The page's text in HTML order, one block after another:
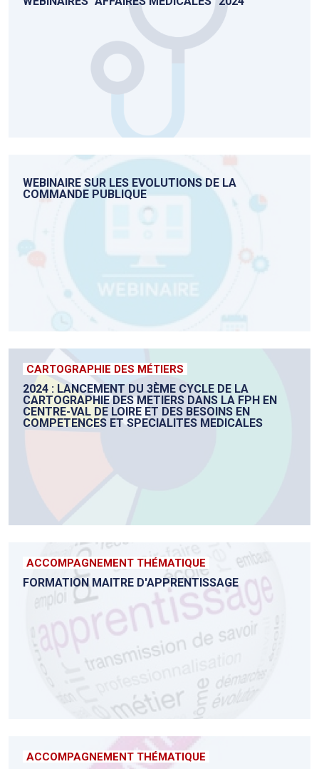
WEBINAIRE SUR LES EVOLUTIONS DE LA
COMMANDE PUBLIQUE
CARTOGRAPHIE DES MÉTIERS
2024 : LANCEMENT DU 3ÈME CYCLE DE LA
CARTOGRAPHIE DES METIERS DANS LA FPH EN
CENTRE-VAL DE LOIRE ET DES BESOINS EN
COMPETENCES ET SPECIALITES MEDICALES
ACCOMPAGNEMENT THÉMATIQUE
FORMATION MAITRE D'APPRENTISSAGE
ACCOMPAGNEMENT THÉMATIQUE